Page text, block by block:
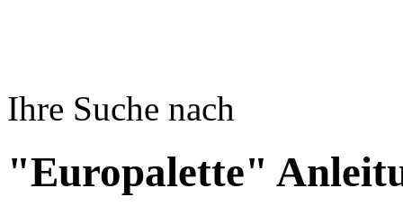
Ihre Suche nach
"Europalette"